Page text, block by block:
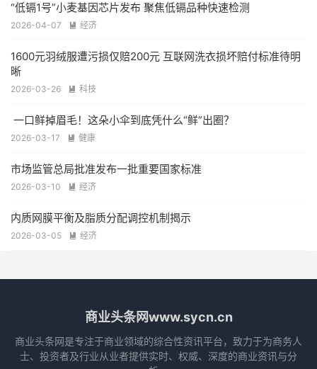
“低镉1号”小麦基因芯片发布 聚焦低镉品种快速检测
2026-04-07  经济
1600元羽绒服遭污损仅赔200元 互联网洗衣损坏赔付标准待明
晰
2026-03-26  科技
一口鲜掉眉毛！这朵小伞到底凭什么“鲜”出圈？
2026-03-17  健康
市场监管总局批准发布一批重要国家标准
2026-03-10  经济
内质网膜平衡及脂质分配调控机制揭示
2026-03-05  经济
商业头条网www.sycn.cn
商业头条网是专注于商业领域的综合性资讯平台，致力于为商务人
士、投资者及行业从业者提供实时、权威、深度的商业资讯与分